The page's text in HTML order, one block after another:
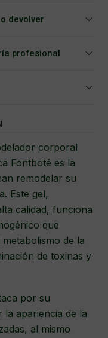
devolver
profesional
corporal
Fontboté es la
remodelar su
Este gel,
calidad, funciona
que
de la
de toxinas y
por su
la apariencia de la
al mismo